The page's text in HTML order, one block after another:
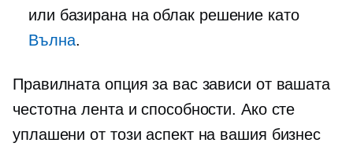
или базирана на облакрешение като
Вълна.
Правилната опция за вас зависи от вашата
честотна лента и способности. Ако сте
уплашени от този аспект на вашия бизнес